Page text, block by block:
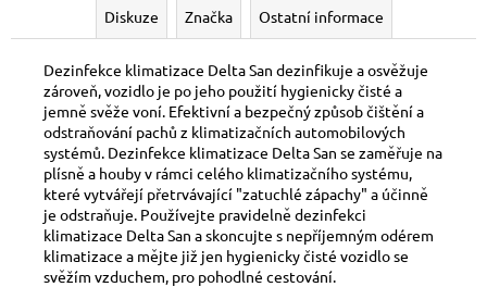
Diskuze Značka Ostatní informace
Dezinfekce klimatizace Delta San dezinfikuje a osvěžuje
zároveň, vozidlo je po jeho použití hygienicky čisté a
jemně svěže voní. Efektivní a bezpečný způsob čištění a
odstraňování pachů z klimatizačních automobilových
systémů. Dezinfekce klimatizace Delta San se zaměřuje na
plísně a houby v rámci celého klimatizačního systému,
které vytvářejí přetrvávající "zatuchlé zápachy" a účinně
je odstraňuje. Používejte pravidelně dezinfekci
klimatizace Delta San a skoncujte s nepříjemným odérem
klimatizace a mějte již jen hygienicky čisté vozidlo se
svěžím vzduchem, pro pohodlné cestování.